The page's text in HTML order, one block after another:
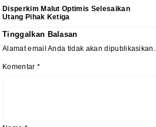
Disperkim Malut Optimis Selesaikan
Utang Pihak Ketiga
Tinggalkan Balasan
Alamat email Anda tidak akan dipublikasikan.
Komentar *